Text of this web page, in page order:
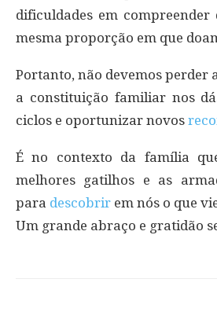
dificuldades em compreender
mesma proporção em que
Portanto, não devemos perder
a constituição familiar nos
ciclos e oportunizar novos
É no contexto da família
melhores gatilhos e as
para descobrir em nós o que
Um grande abraço e gratidão